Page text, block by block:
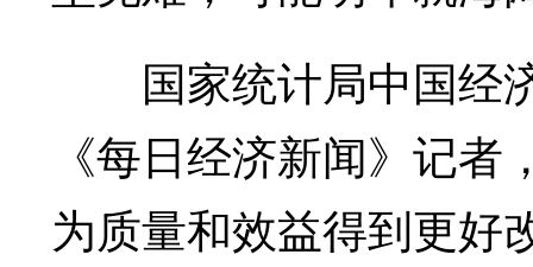
国家统计局中国经
《每日经济新闻》记
为质量和效益得到更好